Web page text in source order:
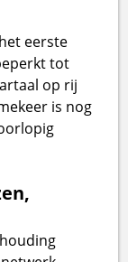
eerste
tot
op rij
is nog